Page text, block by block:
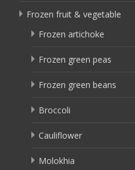
Frozen fruit & vegetable
Frozen artichoke
Frozen green peas
Frozen green beans
Broccoli
Cauliflower
Molokhia